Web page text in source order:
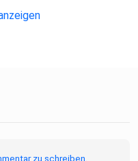
zu schreiben.